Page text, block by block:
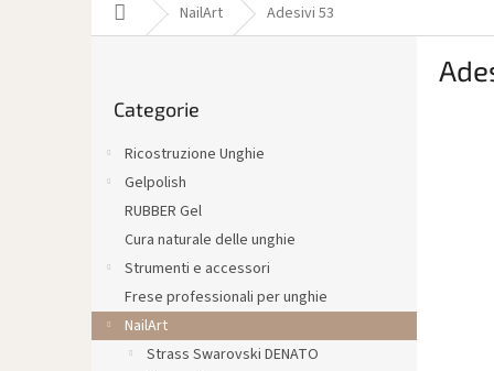
Casa NailArt Adesivi 53
l
e
le
Categorie
Ricostruzione Unghie
Gelpolish
RUBBER Gel
Cura naturale delle unghie
Strumenti e accessori
Frese professionali per unghie
NailArt
Strass Swarovski DENATO